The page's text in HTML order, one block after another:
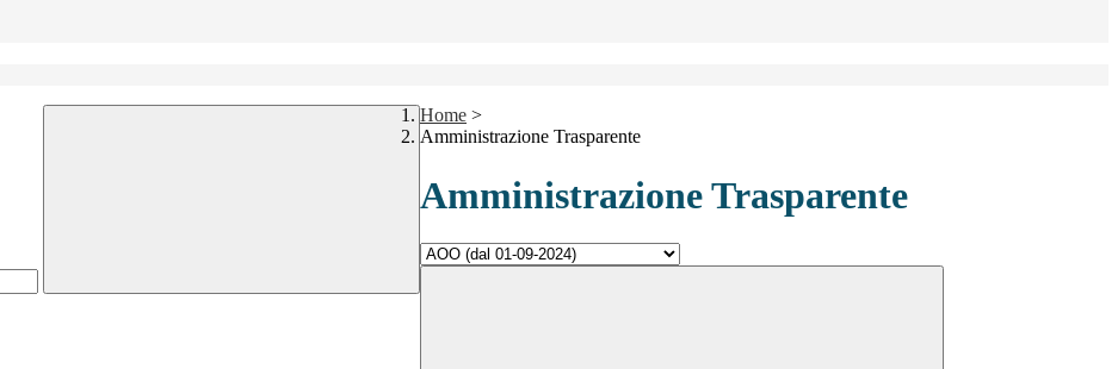
Home >
Amministrazione Trasparente
Amministrazione Trasparente